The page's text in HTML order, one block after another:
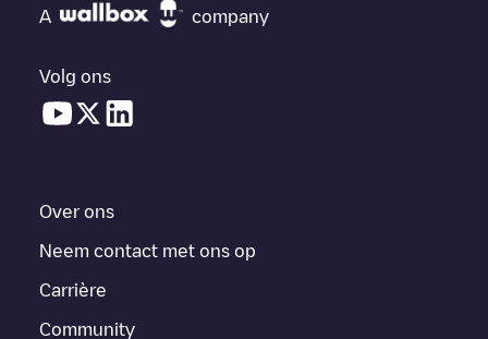
A company
Volg ons
Over ons
Neem contact met ons op
Carrière
Community